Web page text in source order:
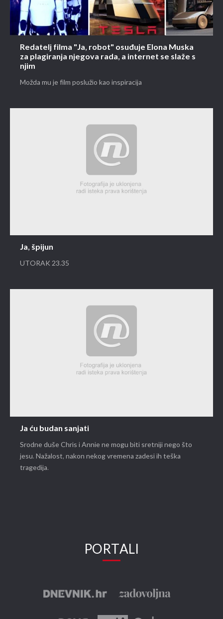
Redatelj filma "Ja, robot" osuđuje Elona Muska
za plagiranja njegova rada, a internet se slaže s
njim
Možda mu je film poslužio kao inspiracija
Ja, špijun
UTORAK 23.35
Ja ću budan sanjati
Srodne duše Chris i Annie ne mogu biti sretniji nego što
jesu. Nažalost, nakon nekog vremena zadesi ih teška
tragedija.
PORTALI